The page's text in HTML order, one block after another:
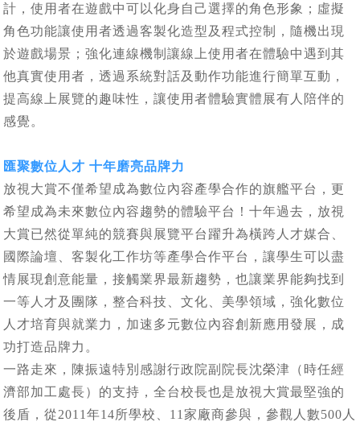
計，使用者在遊戲中可以化身自己選擇的角色形象；虛擬
角色功能讓使用者透過客製化造型及程式控制，隨機出現
於遊戲場景；強化連線機制讓線上使用者在體驗中遇到其
他真實使用者，透過系統對話及動作功能進行簡單互動，
提高線上展覽的趣味性，讓使用者體驗實體展有人陪伴的
感覺。
匯聚數位人才 十年磨亮品牌力
放視大賞不僅希望成為數位內容產學合作的旗艦平台，更
希望成為未來數位內容趨勢的體驗平台！十年過去，放視
大賞已然從單純的競賽與展覽平台躍升為橫跨人才媒合、
國際論壇、客製化工作坊等產學合作平台，讓學生可以盡
情展現創意能量，接觸業界最新趨勢，也讓業界能夠找到
一等人才及團隊，整合科技、文化、美學領域，強化數位
人才培育與就業力，加速多元數位內容創新應用發展，成
功打造品牌力。
一路走來，陳振遠特別感謝行政院副院長沈榮津（時任經
濟部加工處長）的支持，全台校長也是放視大賞最堅強的
後盾，從2011年14所學校、11家廠商參與，參觀人數500人